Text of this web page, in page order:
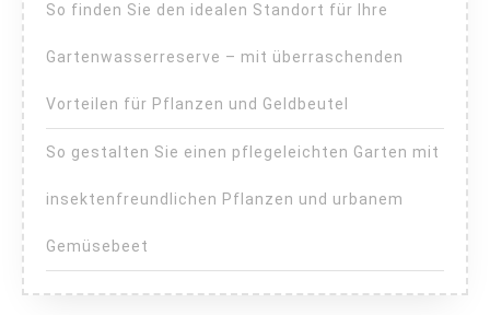
So finden Sie den idealen Standort für Ihre
Gartenwasserreserve – mit überraschenden
Vorteilen für Pflanzen und Geldbeutel
So gestalten Sie einen pflegeleichten Garten mit
insektenfreundlichen Pflanzen und urbanem
Gemüsebeet